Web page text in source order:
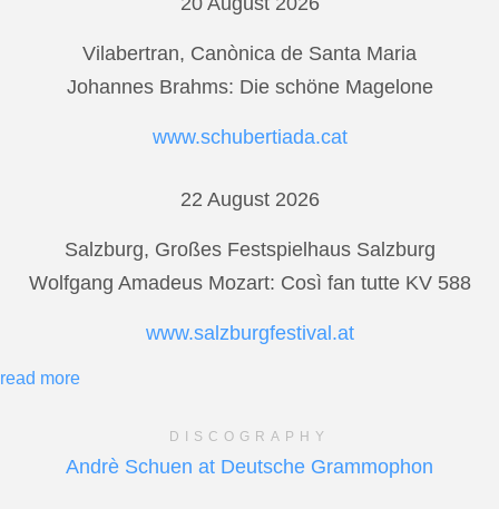
Vilabertran, Canònica de Santa Maria
Johannes Brahms: Die schöne Magelone
www.schubertiada.cat
22 August 2026
Salzburg, Großes Festspielhaus Salzburg
Wolfgang Amadeus Mozart: Così fan tutte KV 588
www.salzburgfestival.at
read more
DISCOGRAPHY
Andrè Schuen at Deutsche Grammophon